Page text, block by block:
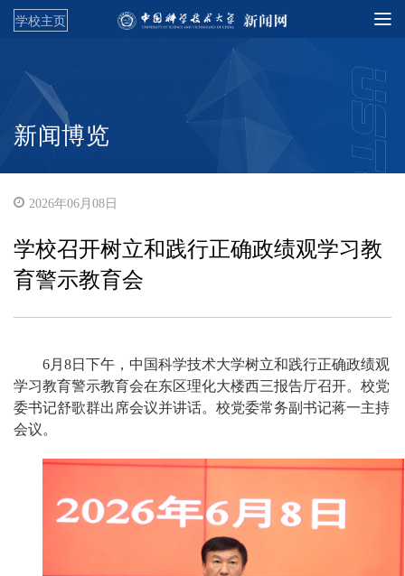
学校主页
新闻博览
2026年06月08日
学校召开树立和践行正确政绩观学习教
育警示教育会
6月8日下午，中国科学技术大学树立和践行正确政绩观
学习教育警示教育会在东区理化大楼西三报告厅召开。校党
委书记舒歌群出席会议并讲话。校党委常务副书记蒋一主持
会议。